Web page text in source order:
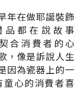
年在做耶誕裝飾
品都在說故事
合消費者的心
，像是訴說人生
因為瓷器上的一
心的消費者喜